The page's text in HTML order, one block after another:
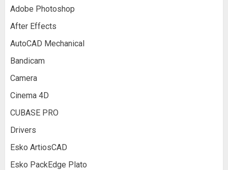
Adobe Photoshop
After Effects
AutoCAD Mechanical
Bandicam
Camera
Cinema 4D
CUBASE PRO
Drivers
Esko ArtiosCAD
Esko PackEdge Plato